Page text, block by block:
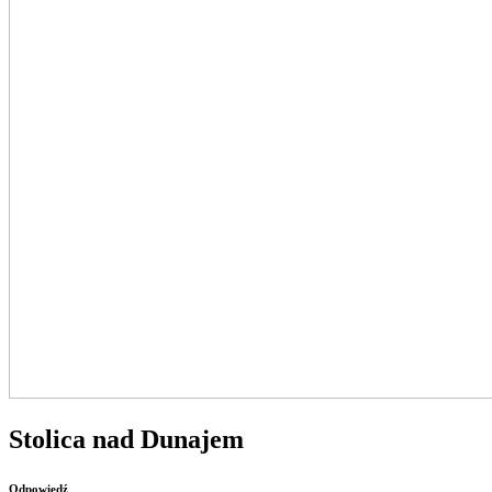
Stolica nad Dunajem
Odpowiedź